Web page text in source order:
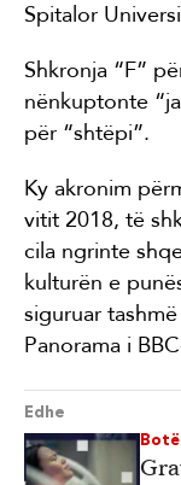
Spitalor
Shkronja “F”
nënkuptonte
për “shtëpi”.
Ky akronim
vitit 2018, të
cila ngrinte
kulturën e
siguruar
Panorama i
Edhe
Botë